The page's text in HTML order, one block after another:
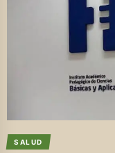
SALUD